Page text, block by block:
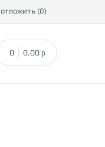
отложить (0)
0 0.00 p